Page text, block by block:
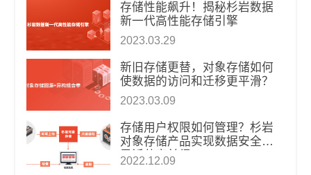
​存储性能飙升！揭秘杉岩数据
新一代高性能存储引擎
2023.03.29
新旧存储更替，对象存储如何
使数据的访问和迁移更平滑？
2023.03.09
存储用户权限如何管理？杉岩
对象存储产品实现数据安全和
灵活共享兼得
2022.12.09